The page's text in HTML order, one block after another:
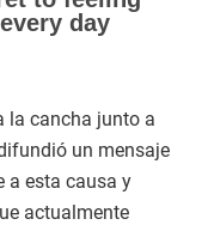
la cancha junto a
un mensaje
a esta causa y
actualmente